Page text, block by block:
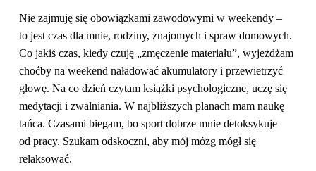
Nie zajmuję się obowiązkami zawodowymi w weekendy –
to jest czas dla mnie, rodziny, znajomych i spraw domowych.
Co jakiś czas, kiedy czuję „zmęczenie materiału”, wyjeżdżam
choćby na weekend naładować akumulatory i przewietrzyć
głowę. Na co dzień czytam książki psychologiczne, uczę się
medytacji i zwalniania. W najbliższych planach mam naukę
tańca. Czasami biegam, bo sport dobrze mnie detoksykuje
od pracy. Szukam odskoczni, aby mój mózg mógł się
relaksować.